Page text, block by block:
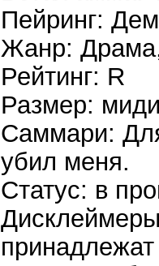
Пейринг:
Жанр:
Рейтинг: R
Размер:
Саммари:
убил меня.
Статус: в